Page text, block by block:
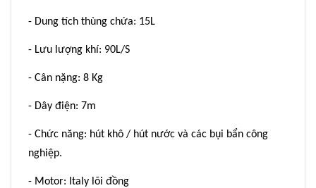
- Dung tích thùng chứa: 15L
- Lưu lượng khí: 90L/S
- Cân nặng: 8 Kg
- Dây điện: 7m
- Chức năng: hút khô / hút nước và các bụi bẩn công
nghiệp.
- Motor: Italy lõi đồng